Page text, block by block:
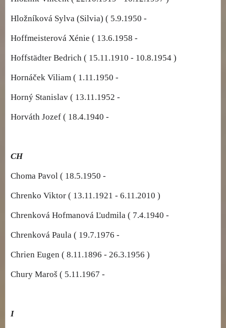
Hložníková Sylva (Silvia) ( 5.9.1950 -
Hoffmeisterová Xénie ( 13.6.1958 -
Hoffstädter Bedrich ( 15.11.1910 - 10.8.1954 )
Hornáček Viliam ( 1.11.1950 -
Horný Stanislav ( 13.11.1952 -
Horváth Jozef ( 18.4.1940 -
CH
Choma Pavol ( 18.5.1950 -
Chrenko Viktor ( 13.11.1921 - 6.11.2010 )
Chrenková Hofmanová Ľudmila ( 7.4.1940 -
Chrenková Paula ( 19.7.1976 -
Chrien Eugen ( 8.11.1896 - 26.3.1956 )
Chury Maroš ( 5.11.1967 -
I